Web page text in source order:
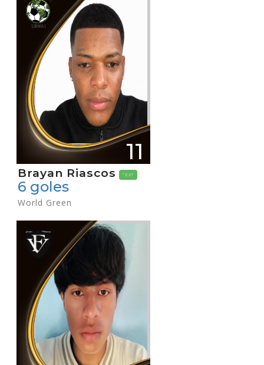
11
Brayan Riascos *EXT
6 goles
World Green